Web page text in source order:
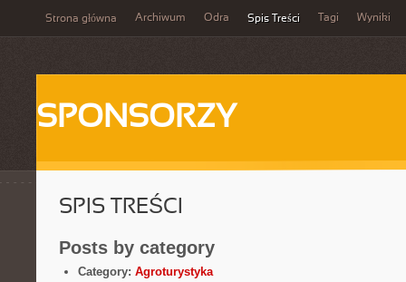
Strona główna Archiwum Odra Spis Treści Tagi Wyniki
SPONSORZY
SPIS TREŚCI
Posts by category
Category: Agroturystyka